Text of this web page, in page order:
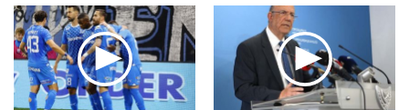
Θέατρο-Χορός
Μουσική
Εικαστικά
Βιβλίο
Podcasts
Uncut
Προσφορές
Προσωπικότητες στην ''Κ''